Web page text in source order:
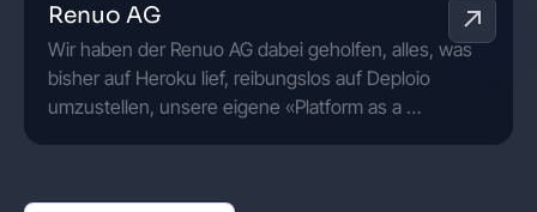
Renuo AG
Wir haben der Renuo AG dabei geholfen, alles, was
bisher auf Heroku lief, reibungslos auf Deploio
umzustellen, unsere eigene «Platform as a …